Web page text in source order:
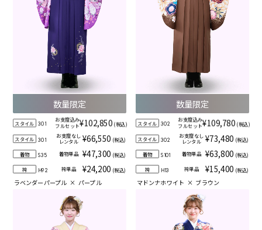
数量限定
スタイル 301
お支度込み
フルセット¥102,850 (税込)
スタイル 301
お支度なし
レンタル
¥66,550 (税込)
着物 S35 着物単品 ¥47,300 (税込)
袴 H92 袴単品 ¥24,200 (税込)
ラベンダーパープル × パープル
数量限定
スタイル 302
お支度込み
フルセット¥109,780 (税込)
スタイル 302
お支度なし
レンタル ¥73,480 (税込)
着物 S101 着物単品 ¥63,800 (税込)
袴 H13 袴単品 ¥15,400 (税込)
マドンナホワイト × ブラウン